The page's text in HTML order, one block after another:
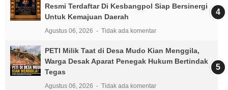
Resmi Terdaftar Di Kesbangpol Siap Bersinergi
Untuk Kemajuan Daerah
Agustus 06, 2026 Tidak ada komentar
PETI Milik Taat di Desa Mudo Kian Menggila,
Warga Desak Aparat Penegak Hukum Bertindak
Tegas
Agustus 06, 2026 Tidak ada komentar